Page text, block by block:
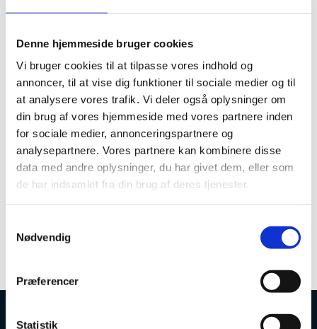
Denne hjemmeside bruger cookies
Vi bruger cookies til at tilpasse vores indhold og
annoncer, til at vise dig funktioner til sociale medier og til
at analysere vores trafik. Vi deler også oplysninger om
din brug af vores hjemmeside med vores partnere inden
for sociale medier, annonceringspartnere og
analysepartnere. Vores partnere kan kombinere disse
data med andre oplysninger, du har givet dem, eller som
de har indsamlet fra din brug af deres tjenester.
y
Nødvendig
Præferencer
Statistik
til primo september 2020, og fremover bliver
denne kube opdateret 4 gange årligt.
Offentlig adgang til datavarehuset via
datavarehus.ufm.dk
Uddannelses- og Forskningsministeriet giver nu
offentlig adgang til dele af ministeriets datavarehus
via hjemmesiden datavarehus.ufm.dk. Hjemmesiden
indeholder grafiske præsentationer (Power BI) af data
om videregående uddannelser og de studerende før,
under og efter endt uddannelse.
Se datavarehus.ufm.dk